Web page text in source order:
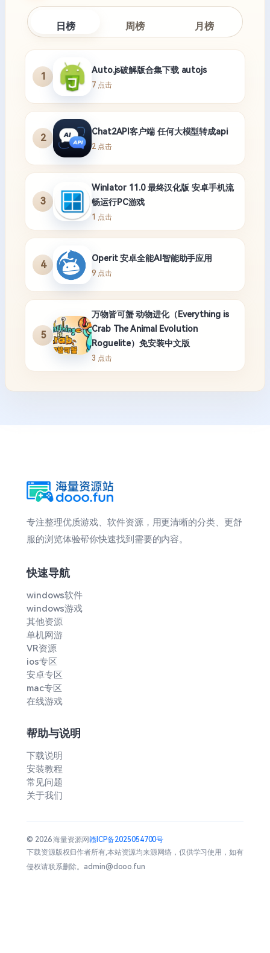
日榜 周榜 月榜
1
Auto.js破解版合集下载 autojs
7 点击
2
Chat2API客户端 任何大模型转成api
2 点击
3
Winlator 11.0 最终汉化版 安卓手机流
畅运行PC游戏
1 点击
4
Operit 安卓全能AI智能助手应用
9 点击
5
万物皆可蟹 动物进化（Everything is
Crab The Animal Evolution
Roguelite）免安装中文版
3 点击
专注整理优质游戏、软件资源，用更清晰的分类、更舒
服的浏览体验帮你快速找到需要的内容。
快速导航
windows软件
windows游戏
其他资源
单机网游
VR资源
ios专区
安卓专区
mac专区
在线游戏
帮助与说明
下载说明
安装教程
常见问题
关于我们
© 2026 海量资源网赣ICP备2025054700号
下载资源版权归作者所有,本站资源均来源网络，仅供学习使用，如有
侵权请联系删除。admin@dooo.fun